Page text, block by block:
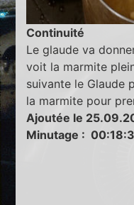
Continuité
Le glaude va
voit la marmite
suivante le Glaude
la marmite pour
Ajoutée le
Minutage :